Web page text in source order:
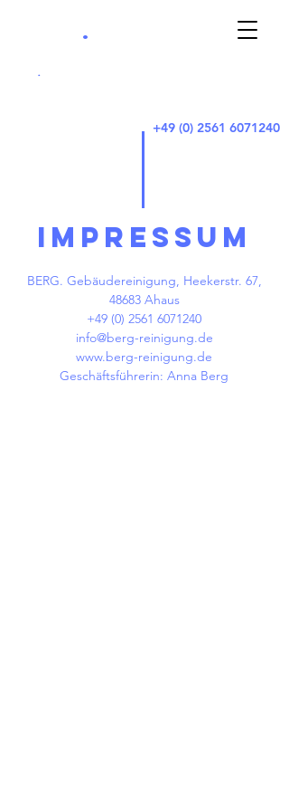
.
.
+49 (0) 2561 6071240
IMPRESSUM
BERG. Gebäudereinigung, Heekerstr. 67,
48683 Ahaus
+49 (0) 2561 6071240
info@berg-reinigung.de
www.berg-reinigung.de
Geschäftsführerin: Anna Berg